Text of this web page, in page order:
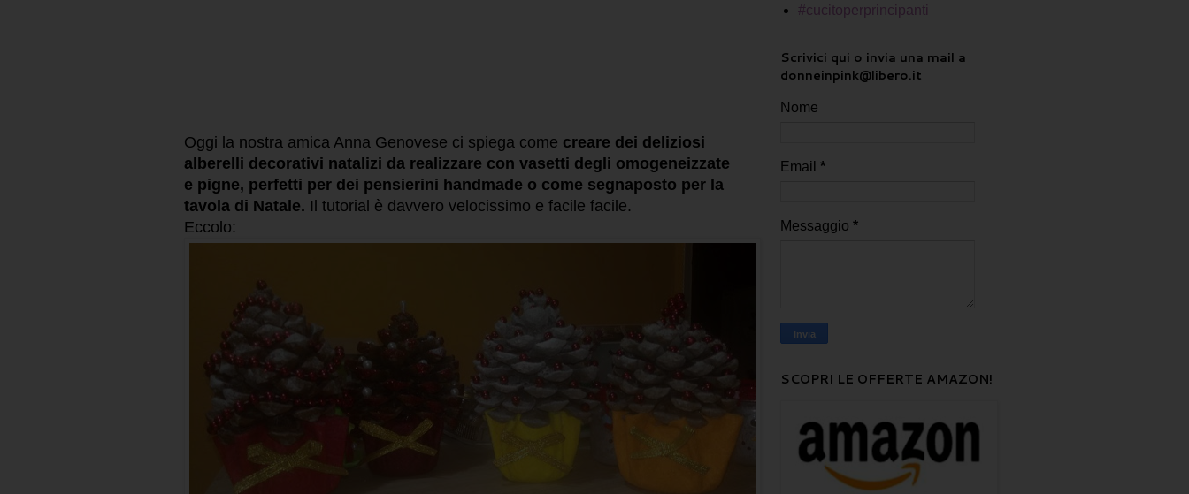
Oggi la nostra amica Anna Genovese ci spiega come creare dei deliziosi
alberelli decorativi natalizi da realizzare con vasetti degli omogeneizzate
e pigne, perfetti per dei pensierini handmade o come segnaposto per la
tavola di Natale. Il tutorial è davvero velocissimo e facile facile.
Eccolo:
#cucitoperprincipanti
Scrivici qui o invia una mail a
donneinpink@libero.it
Nome
Email *
Messaggio *
SCOPRI LE OFFERTE AMAZON!